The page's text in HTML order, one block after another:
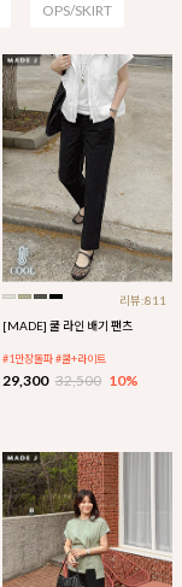
OPS/SKIRT
리뷰:811
[MADE] 쿨 라인 배기 팬츠
#1만장돌파 #쿨+라이트
29,300 32,500 10%